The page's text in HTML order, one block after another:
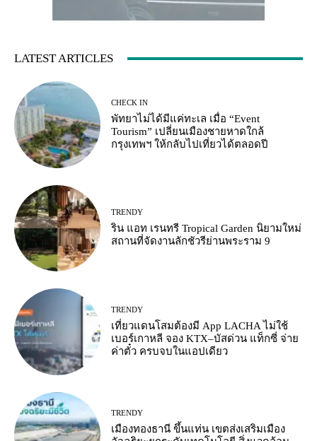
LATEST ARTICLES
CHECK IN
พัทยาไม่ได้มีแค่ทะเล เมื่อ “Event
Tourism” เปลี่ยนเมืองชายหาดใกล้
กรุงเทพฯ ให้กลับไปเที่ยวได้ตลอดปี
TRENDY
ริน แอท เรนทรี Tropical Garden นิยามใหม่
สถานที่จัดงานลักชัวรีย่านพระราม 9
TRENDY
เที่ยวแดนโสมต้องมี App LACHA ไม่ใช้
เบอร์เกาหลี จอง KTX–บัสด่วน แท็กซี่ จ่าย
ค่าตั๋ว ครบจบในแอปเดียว
TRENDY
เมืองทองธานี ขึ้นแท่น เขตส่งเสริมเมือง